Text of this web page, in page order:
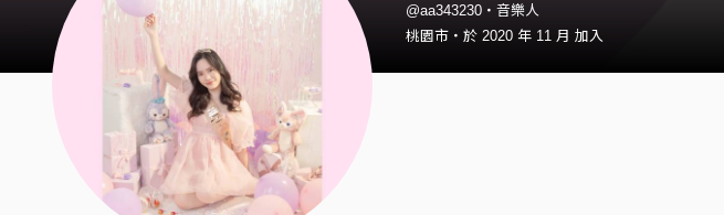
@aa343230・音樂人
桃園市・於 2020 年 11 月 加入